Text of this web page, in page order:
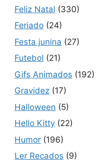
Feliz Natal (330)
Feriado (24)
Festa junina (27)
Futebol (21)
Gifs Animados (192)
Gravidez (17)
Halloween (5)
Hello Kitty (22)
Humor (196)
Ler Recados (9)